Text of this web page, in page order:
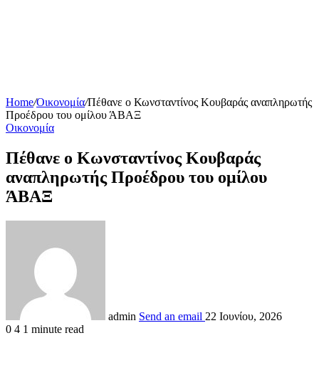
Home/Οικονομία/Πέθανε ο Κωνσταντίνος Κουβαράς αναπληρωτής
Προέδρου του ομίλου ΆΒΑΞ
Οικονομία
Πέθανε ο Κωνσταντίνος Κουβαράς
αναπληρωτής Προέδρου του ομίλου
ΆΒΑΞ
admin Send an email 22 Ιουνίου, 2026
0 4 1 minute read